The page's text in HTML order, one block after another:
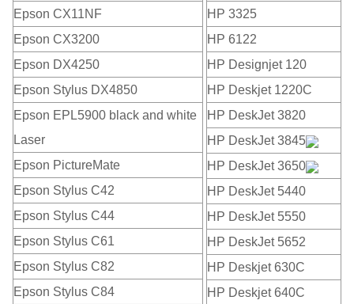
Epson CX11NF
Epson CX3200
Epson DX4250
Epson Stylus DX4850
Epson EPL5900 black and white
Laser
Epson PictureMate
Epson Stylus C42
Epson Stylus C44
Epson Stylus C61
Epson Stylus C82
Epson Stylus C84
HP 3325
HP 6122
HP Designjet 120
HP Deskjet 1220C
HP DeskJet 3820
HP DeskJet 3845
HP DeskJet 3650
HP DeskJet 5440
HP DeskJet 5550
HP DeskJet 5652
HP Deskjet 630C
HP Deskjet 640C